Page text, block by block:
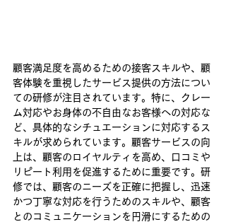
顧客満足度を高めるための接客スキルや、顧
客体験を重視したサービス提供の方法につい
ての研修が注目されています。特に、クレー
ム対応やお身体の不自由なお客様への対応な
ど、具体的なシチュエーションに対応するス
キルが求められています。顧客サービスの向
上は、顧客のロイヤルティを高め、口コミや
リピート利用を促進するために重要です。研
修では、顧客のニーズを正確に把握し、迅速
かつ丁寧な対応を行うためのスキルや、顧客
とのコミュニケーションを円滑にするための